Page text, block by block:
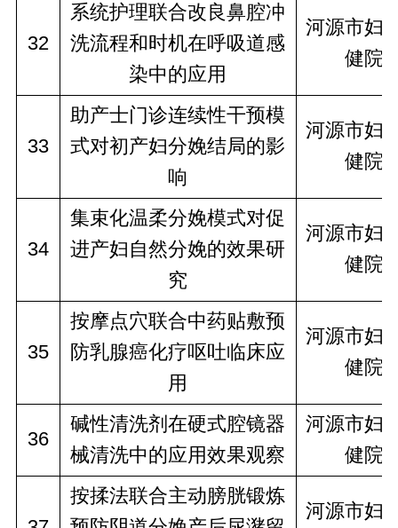
32
系统护理联合改良鼻腔冲
洗流程和时机在呼吸道感
染中的应用
河源市妇
健院
33
助产士门诊连续性干预模
式对初产妇分娩结局的影
响
河源市妇
健院
34
集束化温柔分娩模式对促
进产妇自然分娩的效果研
究
河源市妇
健院
35
按摩点穴联合中药贴敷预
防乳腺癌化疗呕吐临床应
用
河源市妇
健院
36
碱性清洗剂在硬式腔镜器
械清洗中的应用效果观察
河源市妇
健院
按揉法联合主动膀胱锻炼
河源市妇